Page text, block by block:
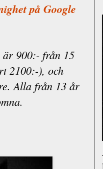
på Google
är 900:- från 15
2100:-), och
Alla från 13 år